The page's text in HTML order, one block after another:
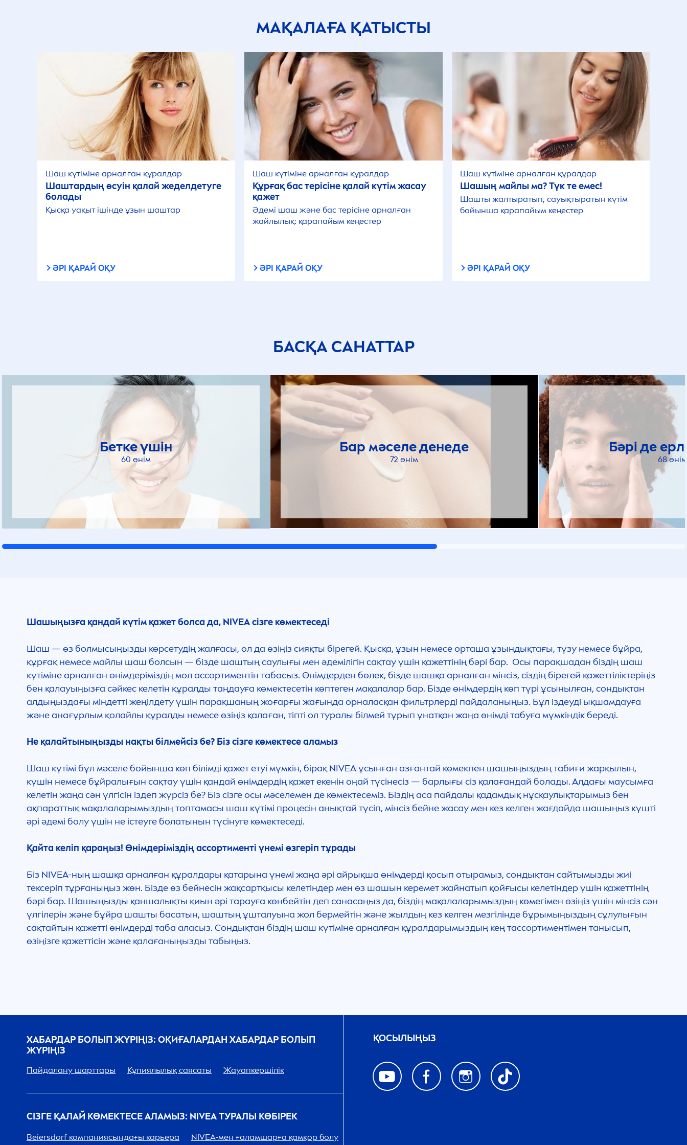
МАҚАЛАҒА ҚАТЫСТЫ
Шаш күтіміне арналған құралдар
Шаштардың өсуін қалай жеделдетуге
болады
Қысқа уақыт ішінде ұзын шаштар
ӘРІ ҚАРАЙ ОҚУ
Шаш күтіміне арналған құралдар
Құрғақ бас терісіне қалай күтім жасау
қажет
Әдемі шаш және бас терісіне арналған
жайлылық: қарапайым кеңестер
ӘРІ ҚАРАЙ ОҚУ
Шаш күтіміне арналған құралдар
Шашың майлы ма? Түк те емес!
Шашты жалтыратып, сауықтыратын күтім
бойынша қарапайым кеңестер
ӘРІ ҚАРАЙ ОҚУ
БАСҚА САНАТТАР
Бетке үшін
60 өнім
Бар мәселе денеде
72 өнім
Бәрі де
68 өнім
Шашыңызға қандай күтім қажет болса да, NIVEAсізге көмектеседі
Шаш — өз болмысыңызды көрсетудің жалғасы, ол да өзіңіз сияқты бірегей. Қысқа, ұзын немесе орташа ұзындықтағы, түзу немесе бұйра,
құрғақ немесе майлы шаш болсын — бізде шаштың саулығы мен әдемілігін сақтау үшін қажеттінің бәрі бар. Осы парақшадан біздің шаш
күтіміне арналған өнімдеріміздің мол ассортиментін табасыз. Өнімдерден бөлек, бізде шашқа арналған мінсіз, сіздің бірегей қажеттіліктеріңіз
бен қалауыңызға сәйкес келетін құралды таңдауға көмектесетін көптеген мақалалар бар. Бізде өнімдердің көп түрі ұсынылған, сондықтан
алдыңыздағы міндетті жеңілдету үшін парақшаның жоғарғы жағында орналасқан фильтрлерді пайдаланыңыз. Бұл іздеуді ықшамдауға
және анағұрлым қолайлы құралды немесе өзіңіз қалаған, тіпті ол туралы білмей тұрып ұнатқан жаңа өнімді табуға мүмкіндік береді.
Не қалайтыныңызды нақты білмейсіз бе? Біз сізге көмектесе аламыз
Шаш күтімі бұл мәселе бойынша көп білімді қажет етуі мүмкін, бірақNIVEAұсынған азғантай көмекпен шашыңыздың табиғи жарқылын,
күшін немесе бұйралығын сақтау үшін қандай өнімдердің қажет екенін оңай түсінесіз — барлығы сіз қалағандай болады. Алдағы маусымға
келетін жаңа сән үлгісін іздеп жүрсіз бе? Біз сізге осы мәселемен де көмектесеміз. Біздің аса пайдалы қадамдық нұсқаулықтарымыз бен
ақпараттық мақалаларымыздың топтамасы шаш күтімі процесін анықтай түсіп, мінсіз бейне жасау мен кез келген жағдайда шашыңыз күшті
әрі әдемі болу үшін не істеуге болатынын түсінуге көмектеседі.
Қайта келіп қараңыз! Өнімдеріміздің ассортименті үнемі өзгеріп тұрады
Біз NIVEA-ның шашқа арналған құралдары қатарына үнемі жаңа әрі айрықша өнімдерді қосып отырамыз, сондықтан сайтымызды жиі
тексеріп тұрғаныңыз жөн. Бізде өз бейнесін жақсартқысы келетіндер мен өз шашын керемет жайнатып қойғысы келетіндер үшін қажеттінің
бәрі бар. Шашыңызды қаншалықты қиын әрі тарауға көнбейтін деп санасаңыз да, біздің мақалаларымыздың көмегімен өзіңіз үшін мінсіз сән
үлгілерін және бұйра шашты басатын, шаштың ұшталуына жол бермейтін және жылдың кез келген мезгілінде бұрымыңыздың сұлулығын
сақтайтын қажетті өнімдерді таба аласыз. Сондықтан біздің шаш күтіміне арналған құралдарымыздың кең тассортиментімен танысып,
өзіңізге қажеттісін және қалағаныңызды табыңыз.
ХАБАРДАР БОЛЫП ЖҮРІҢІЗ: ОҚИҒАЛАРДАН ХАБАРДАР БОЛЫП
ЖҮРІҢІЗ
Пайдалану шарттары Құпиялылық саясаты Жауапкершілік
СІЗГЕ ҚАЛАЙ КӨМЕКТЕСЕ АЛАМЫЗ: NIVEAТУРАЛЫ КӨБІРЕК
Beiersdorf компаниясындағы карьера NIVEA-мен ғаламшарға қамқор болу
ҚОСЫЛЫҢЫЗ